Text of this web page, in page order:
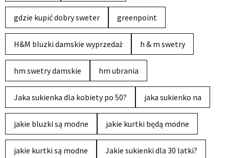
gdzie kupić dobry sweter greenpoint
H&M bluzki damskie wyprzedaż h & m swetry
hm swetry damskie hm ubrania
Jaka sukienka dla kobiety po 50? jaka sukienko na
jakie bluzki są modne jakie kurtki będą modne
jakie kurtki są modne Jakie sukienki dla 30 latki?